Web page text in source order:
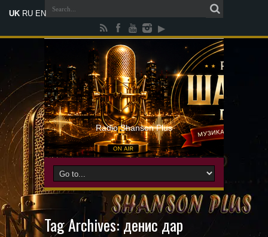
Radio Shanson Plus
Tag Archives:денис дар
UK RU EN